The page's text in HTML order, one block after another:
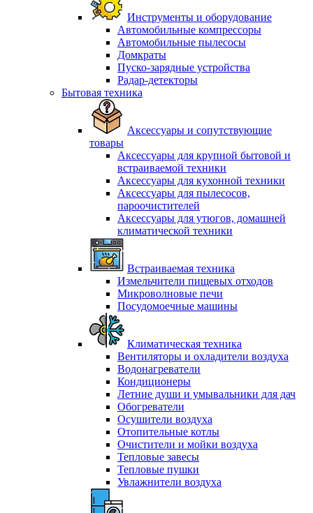
Инструменты и оборудование
Автомобильные компрессоры
Автомобильные пылесосы
Домкраты
Пуско-зарядные устройства
Радар-детекторы
Бытовая техника
Аксессуары и сопутствующие
товары
Аксессуары для крупной бытовой и
встраиваемой техники
Аксессуары для кухонной техники
Аксессуары для пылесосов,
пароочистителей
Аксессуары для утюгов, домашней
климатической техники
Встраиваемая техника
Измельчители пищевых отходов
Микроволновые печи
Посудомоечные машины
Климатическая техника
Вентиляторы и охладители воздуха
Водонагреватели
Кондиционеры
Летние души и умывальники для дач
Обогреватели
Осушители воздуха
Отопительные котлы
Очистители и мойки воздуха
Тепловые завесы
Тепловые пушки
Увлажнители воздуха